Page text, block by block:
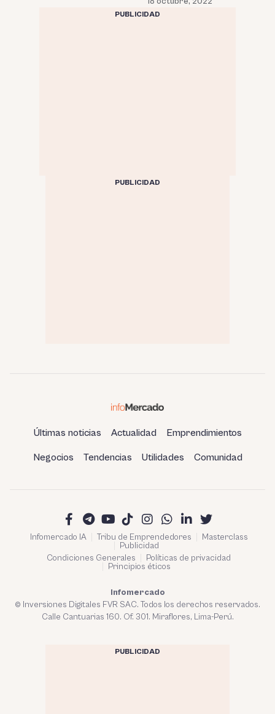
PUBLICIDAD
PUBLICIDAD
Últimas noticias Actualidad Emprendimientos
Negocios Tendencias Utilidades Comunidad
Infomercado IA Tribu de Emprendedores
Masterclass
Publicidad
Condiciones Generales
Políticas de privacidad
Principios éticos
Infomercado
© Inversiones Digitales FVR SAC. Todos los derechos reservados.
Calle Cantuarias 160. Of. 301. Miraflores, Lima-Perú.
PUBLICIDAD